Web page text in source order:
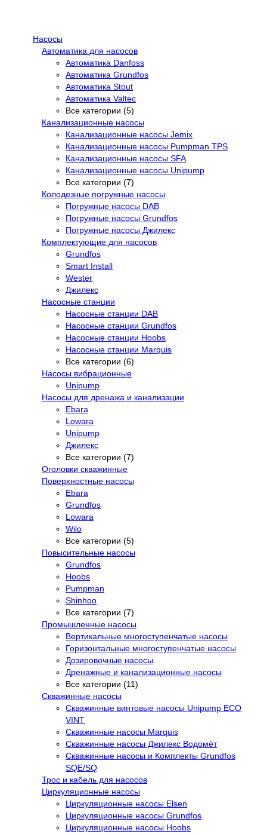
Насосы
Автоматика для насосов
Автоматика Danfoss
Автоматика Grundfos
Автоматика Stout
Автоматика Valtec
Все категории (5)
Канализационные насосы
Канализационные насосы Jemix
Канализационные насосы Pumpman TPS
Канализационные насосы SFA
Канализационные насосы Unipump
Все категории (7)
Колодезные погружные насосы
Погружные насосы DAB
Погружные насосы Grundfos
Погружные насосы Джилекс
Комплектующие для насосов
Grundfos
Smart Install
Wester
Джилекс
Насосные станции
Насосные станции DAB
Насосные станции Grundfos
Насосные станции Hoobs
Насосные станции Marquis
Все категории (6)
Насосы вибрационные
Unipump
Насосы для дренажа и канализации
Ebara
Lowara
Unipump
Джилекс
Все категории (7)
Оголовки скважинные
Поверхностные насосы
Ebara
Grundfos
Lowara
Wilo
Все категории (5)
Повысительные насосы
Grundfos
Hoobs
Pumpman
Shinhoo
Все категории (7)
Промышленные насосы
Вертикальные многоступенчатые насосы
Горизонтальные многоступенчатые насосы
Дозировочные насосы
Дренажные и канализационные насосы
Все категории (11)
Скважинные насосы
Скважинные винтовые насосы Unipump ECO
VINT
Скважинные насосы Marquis
Скважинные насосы Джилекс Водомёт
Скважинные насосы и Комплекты Grundfos
SQE/SQ
Трос и кабель для насосов
Циркуляционные насосы
Циркуляционные насосы Elsen
Циркуляционные насосы Grundfos
Циркуляционные насосы Hoobs